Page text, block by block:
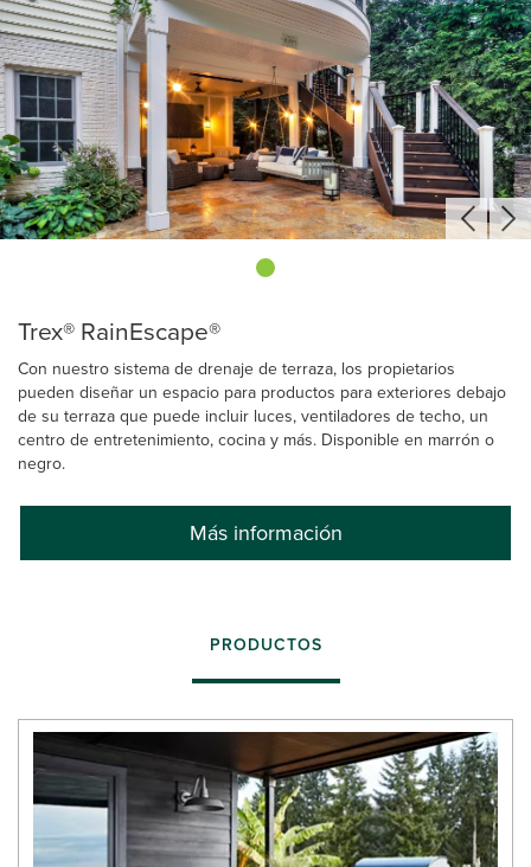
Trex® RainEscape®
Con nuestro sistema de drenaje de terraza, los propietarios
pueden diseñar un espacio para productos para exteriores debajo
de su terraza que puede incluir luces, ventiladores de techo, un
centro de entretenimiento, cocina y más. Disponible en marrón o
negro.
Más información
PRODUCTOS